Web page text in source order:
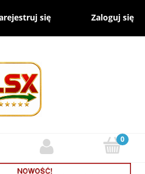
się Zaloguj się